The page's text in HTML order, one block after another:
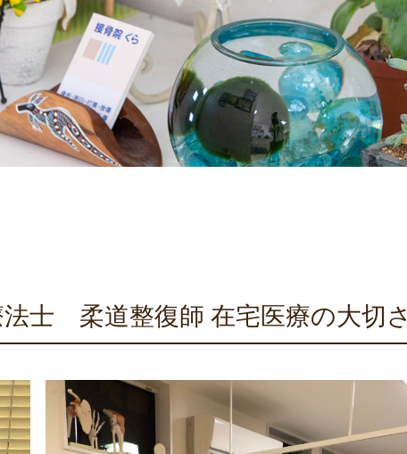
士 柔道整復師 在宅医療の大切さ